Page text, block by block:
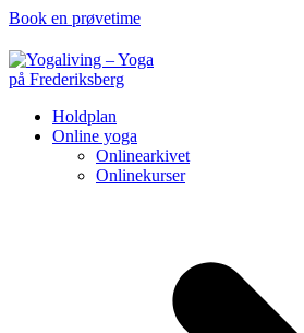
Book en prøvetime
Holdplan
Online yoga
Onlinearkivet
Onlinekurser